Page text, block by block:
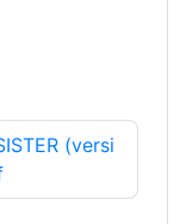
(versi